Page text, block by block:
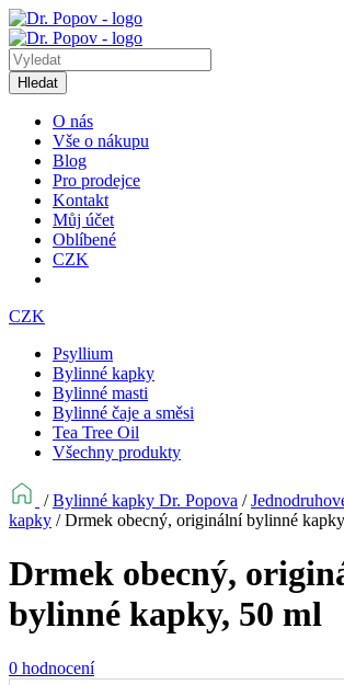
Hledat
O nás
Vše o nákupu
Blog
Pro prodejce
Kontakt
Můj účet
Oblíbené
CZK
CZK
Psyllium
Bylinné kapky
Bylinné masti
Bylinné čaje a směsi
Tea Tree Oil
Všechny produkty
/Bylinné kapky Dr. Popova /
kapky /Drmek obecný, originální bylinné
Drmek obecný,
bylinné kapky, 50 ml
0 hodnocení